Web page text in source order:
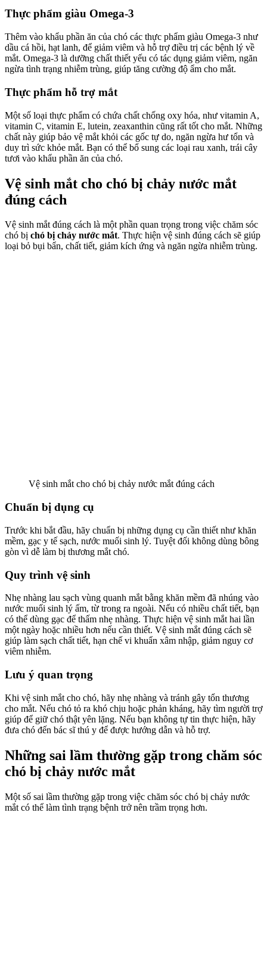
Thực phẩm giàu Omega-3
Thêm vào khẩu phần ăn của chó các thực phẩm giàu Omega-3 như
dầu cá hồi, hạt lanh, để giảm viêm và hỗ trợ điều trị các bệnh lý về
mắt. Omega-3 là dưỡng chất thiết yếu có tác dụng giảm viêm, ngăn
ngừa tình trạng nhiễm trùng, giúp tăng cường độ ẩm cho mắt.
Thực phẩm hỗ trợ mắt
Một số loại thực phẩm có chứa chất chống oxy hóa, như vitamin A,
vitamin C, vitamin E, lutein, zeaxanthin cũng rất tốt cho mắt. Những
chất này giúp bảo vệ mắt khỏi các gốc tự do, ngăn ngừa hư tổn và
duy trì sức khỏe mắt. Bạn có thể bổ sung các loại rau xanh, trái cây
tươi vào khẩu phần ăn của chó.
Vệ sinh mắt cho chó bị chảy nước mắt
đúng cách
Vệ sinh mắt đúng cách là một phần quan trọng trong việc chăm sóc
chó bị chó bị chảy nước mắt. Thực hiện vệ sinh đúng cách sẽ giúp
loại bỏ bụi bẩn, chất tiết, giảm kích ứng và ngăn ngừa nhiễm trùng.
Vệ sinh mắt cho chó bị chảy nước mắt đúng cách
Chuẩn bị dụng cụ
Trước khi bắt đầu, hãy chuẩn bị những dụng cụ cần thiết như khăn
mềm, gạc y tế sạch, nước muối sinh lý. Tuyệt đối không dùng bông
gòn vì dễ làm bị thương mắt chó.
Quy trình vệ sinh
Nhẹ nhàng lau sạch vùng quanh mắt bằng khăn mềm đã nhúng vào
nước muối sinh lý ấm, từ trong ra ngoài. Nếu có nhiều chất tiết, bạn
có thể dùng gạc để thấm nhẹ nhàng. Thực hiện vệ sinh mắt hai lần
một ngày hoặc nhiều hơn nếu cần thiết. Vệ sinh mắt đúng cách sẽ
giúp làm sạch chất tiết, hạn chế vi khuẩn xâm nhập, giảm nguy cơ
viêm nhiễm.
Lưu ý quan trọng
Khi vệ sinh mắt cho chó, hãy nhẹ nhàng và tránh gây tổn thương
cho mắt. Nếu chó tỏ ra khó chịu hoặc phản kháng, hãy tìm người trợ
giúp để giữ chó thật yên lặng. Nếu bạn không tự tin thực hiện, hãy
đưa chó đến bác sĩ thú y để được hướng dẫn và hỗ trợ.
Những sai lầm thường gặp trong chăm sóc
chó bị chảy nước mắt
Một số sai lầm thường gặp trong việc chăm sóc chó bị chảy nước
mắt có thể làm tình trạng bệnh trở nên trầm trọng hơn.